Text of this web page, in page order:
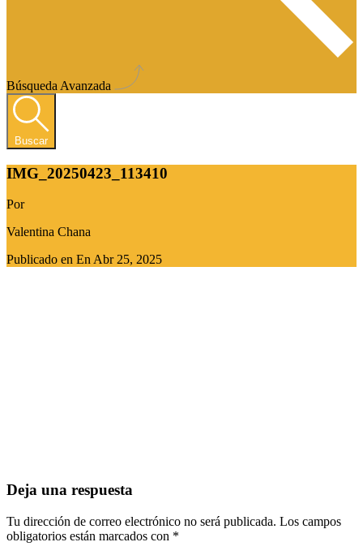
Búsqueda Avanzada
Buscar
IMG_20250423_113410
Por
Valentina Chana
Publicado en En Abr 25, 2025
Deja una respuesta
Tu dirección de correo electrónico no será publicada. Los campos
obligatorios están marcados con *